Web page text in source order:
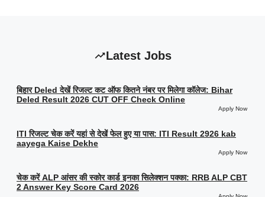
Latest Jobs
बिहार Deled देखें रिजल्ट कट ऑफ कितने नंबर पर मिलेगा कॉलेज: Bihar
Deled Result 2026 CUT OFF Check Online
Apply Now
ITI रिजल्ट चेक करें यहां से देखें फेल हुए या पास: ITI Result 2926 kab
aayega Kaise Dekhe
Apply Now
चेक करें ALP आंसर की स्कोर कार्ड इनका सिलेक्शन पक्का: RRB ALP CBT
2 Answer Key Score Card 2026